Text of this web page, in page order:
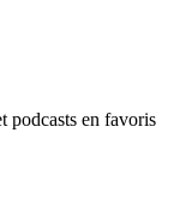
podcasts en favoris